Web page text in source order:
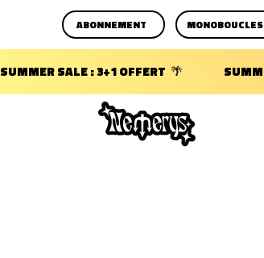
SUMMER SALE : 3+1 OFFERT  🌴
ABONNEMENT MONOBOUCLES